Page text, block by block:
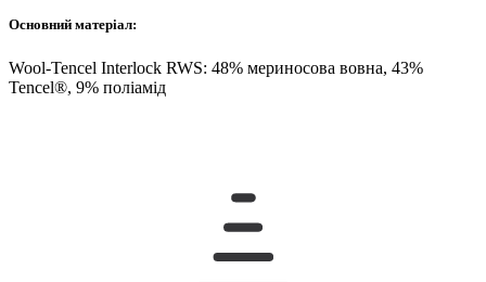
Основний матеріал:
Wool-Tencel Interlock RWS: 48% мериносова вовна, 43%
Tencel®, 9% поліамід